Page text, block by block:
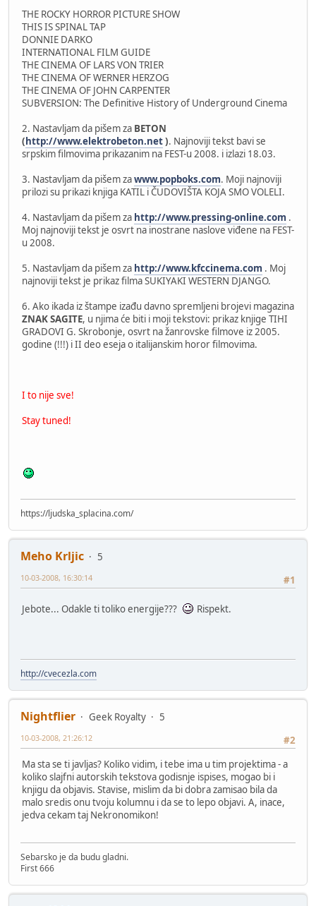
THE ROCKY HORROR PICTURE SHOW
THIS IS SPINAL TAP
DONNIE DARKO
INTERNATIONAL FILM GUIDE
THE CINEMA OF LARS VON TRIER
THE CINEMA OF WERNER HERZOG
THE CINEMA OF JOHN CARPENTER
SUBVERSION: The Definitive History of Underground Cinema
2. Nastavljam da pišem za BETON
(http://www.elektrobeton.net). Najnoviji tekst bavi se
srpskim filmovima prikazanim na FEST-u 2008. i izlazi 18.03.
3. Nastavljam da pišem zawww.popboks.com. Moji najnoviji
prilozi su prikazi knjiga KATIL i ČUDOVIŠTA KOJA SMO VOLELI.
4. Nastavljam da pišem za http://www.pressing-online.com .
Moj najnoviji tekst je osvrt na inostrane naslove viđene na FEST-
u 2008.
5. Nastavljam da pišem za http://www.kfccinema.com . Moj
najnoviji tekst je prikaz filma SUKIYAKI WESTERN DJANGO.
6. Ako ikada iz štampe izađu davno spremljeni brojevi magazina
ZNAK SAGITE, u njima će biti i moji tekstovi: prikaz knjige TIHI
GRADOVI G. Skrobonje, osvrt na žanrovske filmove iz 2005.
godine (!!!) i II deo eseja o italijanskim horor filmovima.
I to nije sve!
Stay tuned!
https://ljudska_splacina.com/
Meho Krljic
5
#1
10-03-2008, 16:30:14
Jebote... Odakle ti toliko energije??? Rispekt.
http://cvecezla.com
Nightflier Geek Royalty
5
#2
10-03-2008, 21:26:12
Ma sta se ti javljas? Koliko vidim, i tebe ima u tim projektima - a
koliko slajfni autorskih tekstova godisnje ispises, mogao bi i
knjigu da objavis. Stavise, mislim da bi dobra zamisao bila da
malo sredis onu tvoju kolumnu i da se to lepo objavi. A, inace,
jedva cekam taj Nekronomikon!
Sebarsko je da budu gladni.
First 666